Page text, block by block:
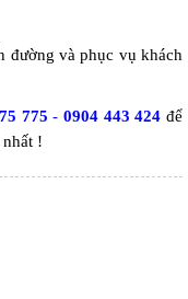
đường và phục vụ khách
775 -0904 443 424 để
!